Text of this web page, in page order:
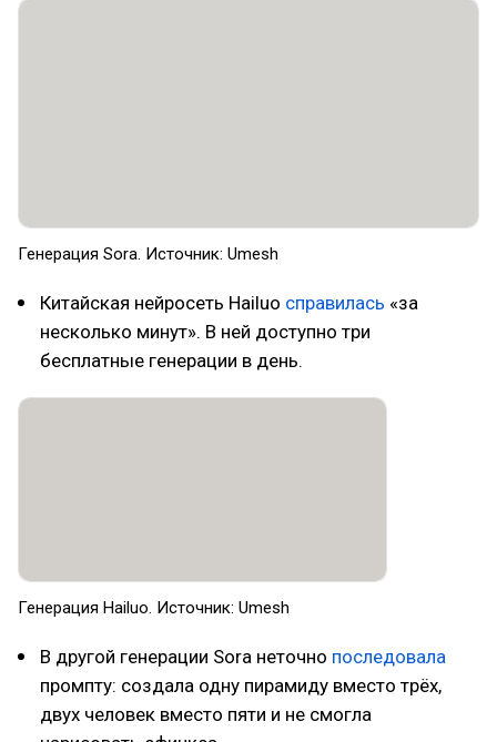
Генерация Sora. Источник: Umesh
Китайская нейросеть Hailuo справилась «за
несколько минут». В ней доступно три
бесплатные генерации в день.
Генерация Hailuo. Источник: Umesh
В другой генерации Sora неточно последовала
промпту: создала одну пирамиду вместо трёх,
двух человек вместо пяти и не смогла